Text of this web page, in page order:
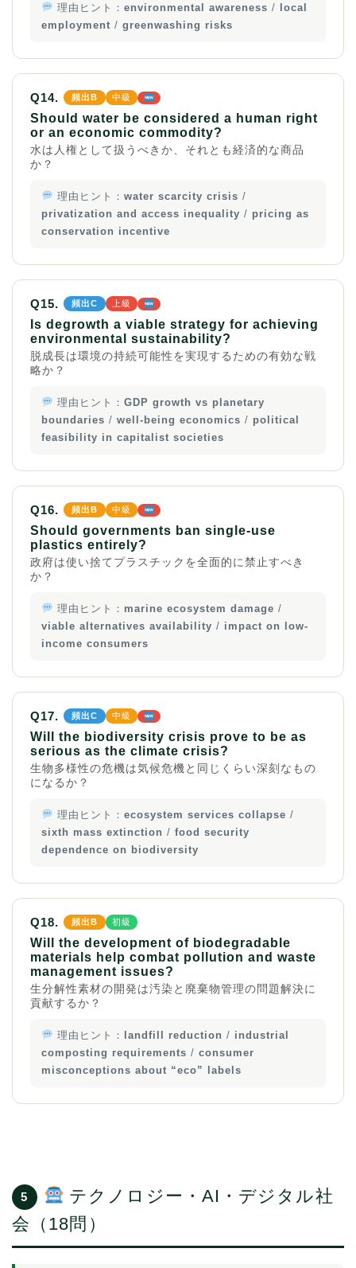
理由ヒント： environmental awareness /
local
employment / greenwashing risks
Q14. 頻出B 中級
Should water be considered a human right
or an economic commodity?
水は人権として扱うべきか、それとも経済的な商品
か？
理由ヒント： water scarcity crisis /
privatization and access inequality / pricing as
conservation incentive
Q15. 頻出C 上級
Is degrowth a viable strategy for achieving
environmental sustainability?
脱成長は環境の持続可能性を実現するための有効な戦
略か？
理由ヒント： GDP growth vs planetary
boundaries / well-being economics / political
feasibility in capitalist societies
Q16. 頻出B 中級
Should governments ban single-use
plastics entirely?
政府は使い捨てプラスチックを全面的に禁止すべき
か？
理由ヒント： marine ecosystem damage /
viable alternatives availability / impact on low-
income consumers
Q17. 頻出C 中級
Will the biodiversity crisis prove to be as
serious as the climate crisis?
生物多様性の危機は気候危機と同じくらい深刻なもの
になるか？
理由ヒント： ecosystem services collapse /
sixth mass extinction / food security
dependence on biodiversity
Q18. 頻出B 初級
Will the development of biodegradable
materials help combat pollution and waste
management issues?
生分解性素材の開発は汚染と廃棄物管理の問題解決に
貢献するか？
理由ヒント： landfill reduction / industrial
composting requirements / consumer
misconceptions about “eco” labels
5
テクノロジー・AI・デジタル社
会（18問）